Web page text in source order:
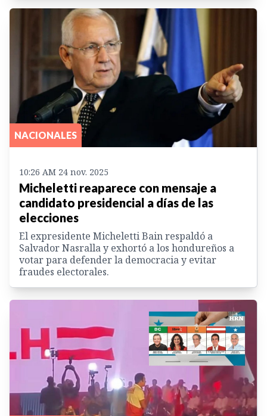
NACIONALES
10:26 AM 24 nov. 2025
Micheletti reaparece con mensaje a
candidato presidencial a días de las
elecciones
El expresidente Micheletti Bain respaldó a
Salvador Nasralla y exhortó a los hondureños a
votar para defender la democracia y evitar
fraudes electorales.